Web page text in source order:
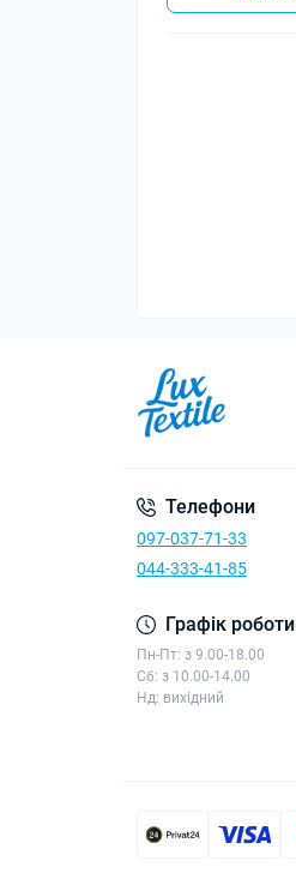
Телефони
097-037-71-33
044-333-41-85
Графік роботи
Пн-Пт: з 9.00-18.00
Сб: з 10.00-14.00
Нд: вихідний